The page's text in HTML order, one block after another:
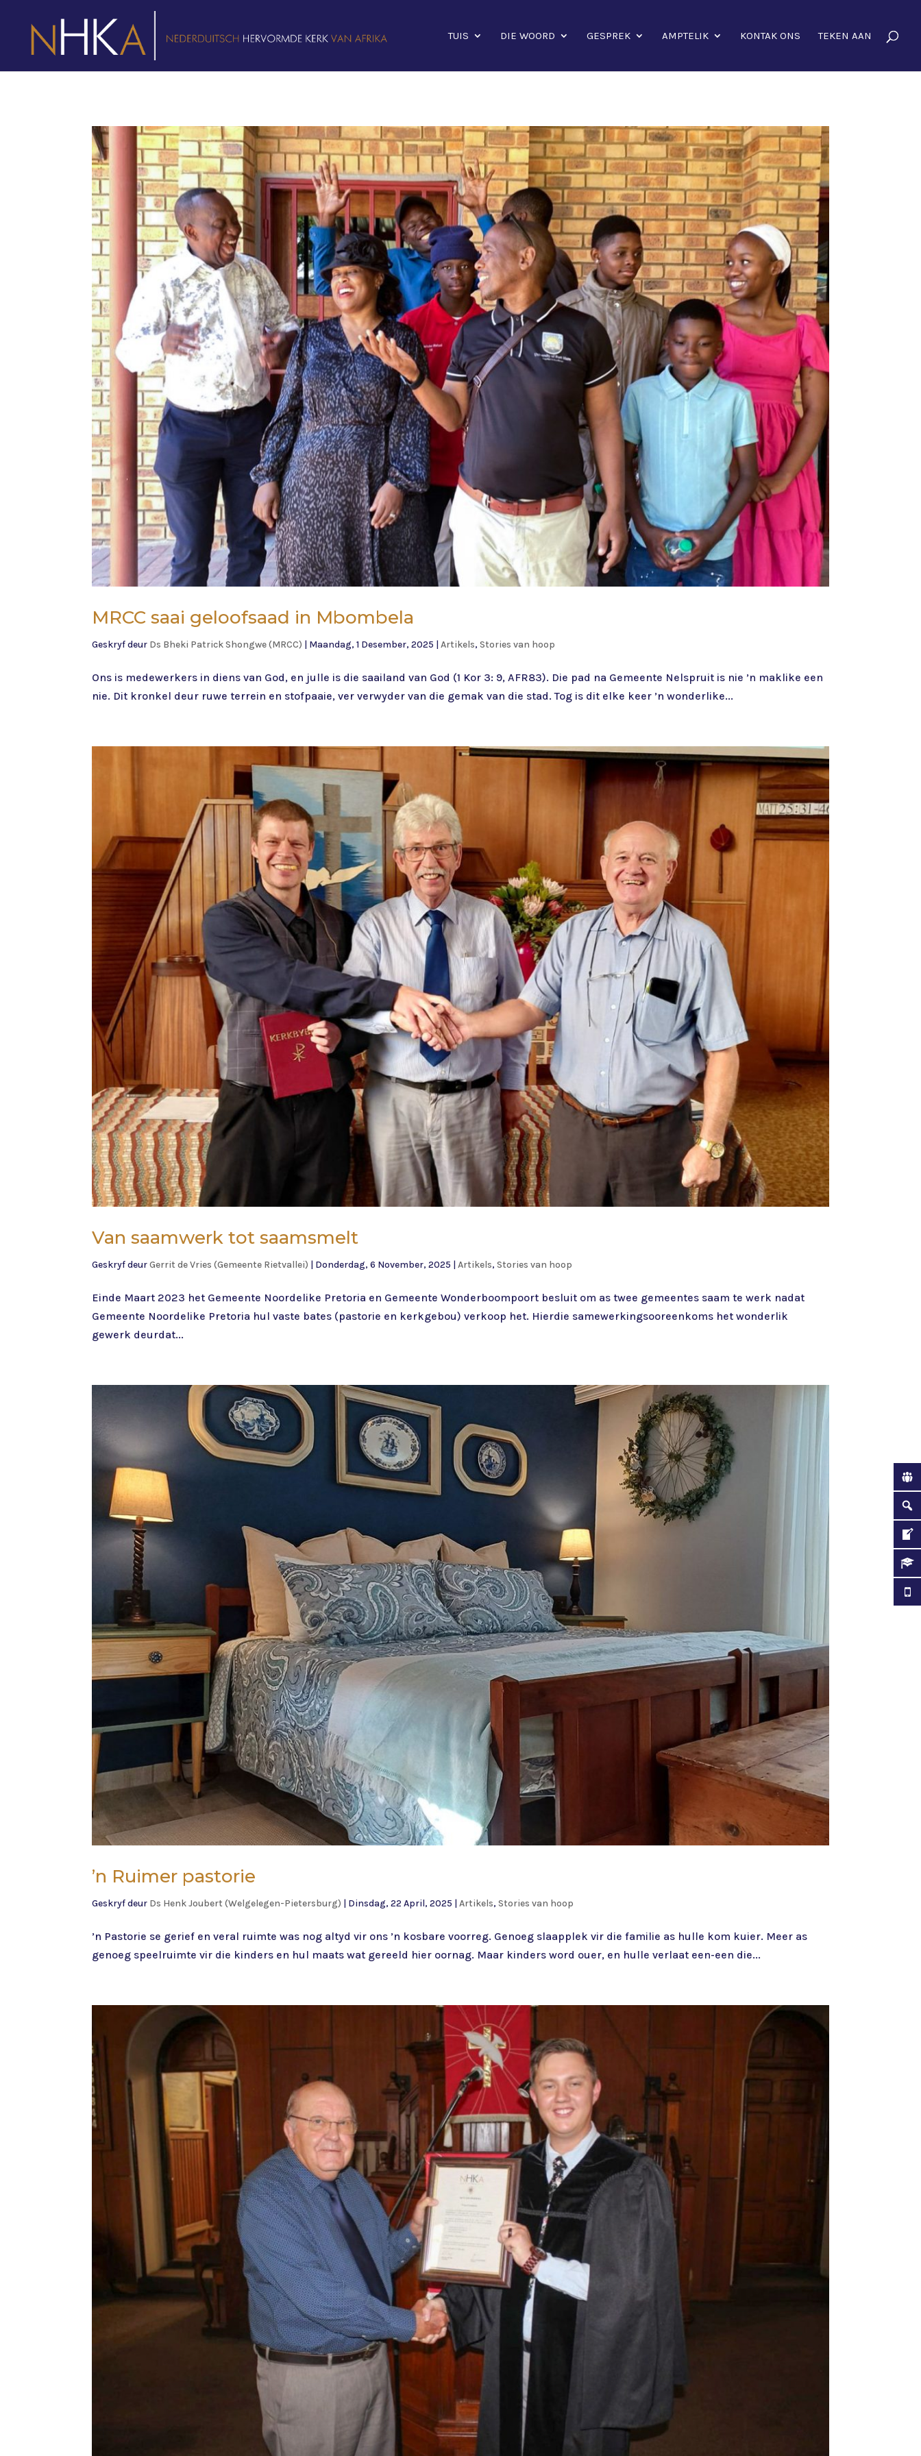
TUIS DIE WOORD GESPREK AMPTELIK KONTAK ONS TEKEN AAN
MRCC saai geloofsaad in Mbombela
Geskryf deur Ds Bheki Patrick Shongwe (MRCC) | Maandag, 1 Desember, 2025 |Artikels,Stories van hoop
Ons is medewerkers in diens van God, en julle is die saailand van God (1 Kor 3: 9, AFR83). Die pad na Gemeente Nelspruit is nie ’n maklike een
nie. Dit kronkel deur ruwe terrein en stofpaaie, ver verwyder van die gemak van die stad. Tog is dit elke keer ’n wonderlike...
Van saamwerk tot saamsmelt
Geskryf deurGerrit de Vries (Gemeente Rietvallei) | Donderdag, 6 November, 2025 |Artikels,Stories van hoop
Einde Maart 2023 het Gemeente Noordelike Pretoria en Gemeente Wonderboompoort besluit om as twee gemeentes saam te werk nadat
Gemeente Noordelike Pretoria hul vaste bates (pastorie en kerkgebou) verkoop het. Hierdie samewerkingsooreenkoms het wonderlik
gewerk deurdat...
’n Ruimer pastorie
Geskryf deur Ds Henk Joubert (Welgelegen-Pietersburg) | Dinsdag, 22 April, 2025 |Artikels,Stories van hoop
’n Pastorie se gerief en veral ruimte was nog altyd vir ons ’n kosbare voorreg. Genoeg slaapplek vir die familie as hulle kom kuier. Meer as
genoeg speelruimte vir die kinders en hul maats wat gereeld hier oornag. Maar kinders word ouer, en hulle verlaat een-een die...